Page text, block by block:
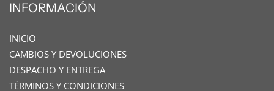
INFORMACIÓN
INICIO
CAMBIOS Y DEVOLUCIONES
DESPACHO Y ENTREGA
TÉRMINOS Y CONDICIONES